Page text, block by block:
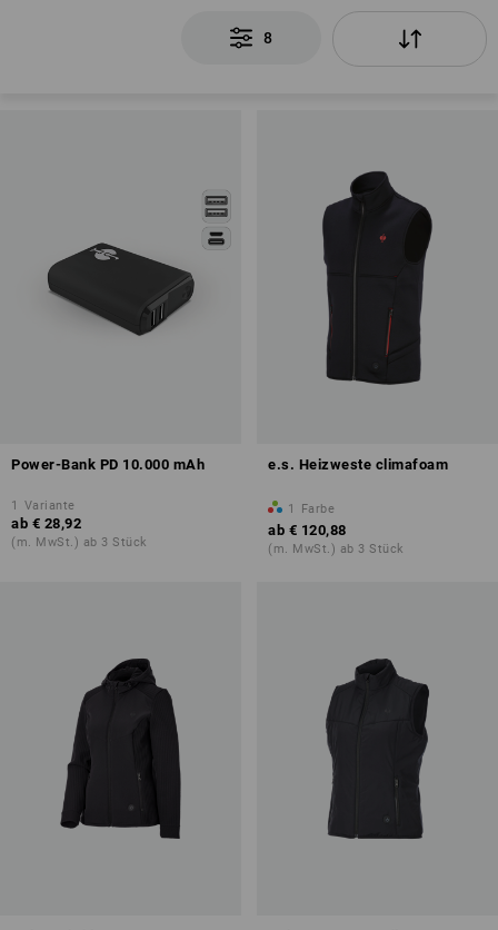
8
Power-Bank PD 10.000 mAh
1 Variante
ab € 28,92
(m. MwSt.) ab 3 Stück
e.s. Heizweste climafoam
1 Farbe
ab € 120,88
(m. MwSt.) ab 3 Stück